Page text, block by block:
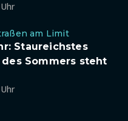
am Limit
Staureichstes
Sommers steht